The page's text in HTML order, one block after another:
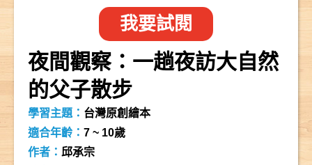
我要試閱
夜間觀察：一趟夜訪大自然
的父子散步
學習主題： 台灣原創繪本
適合年齡：7 ~ 10歲
作者：邱承宗